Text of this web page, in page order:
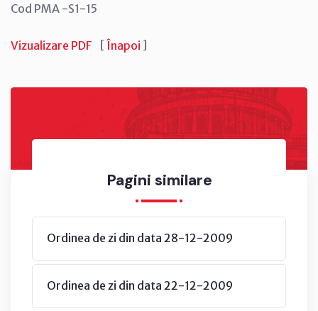
Pagini similare
Ordinea de zi din data 28-12-2009
Ordinea de zi din data 22-12-2009
Cod PMA -S1-15
Vizualizare PDF [ Înapoi ]